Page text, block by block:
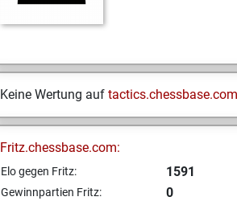
Keine Wertung auf tactics.chessbase.com
Fritz.chessbase.com:
Elo gegen Fritz: 1591
Gewinnpartien Fritz: 0